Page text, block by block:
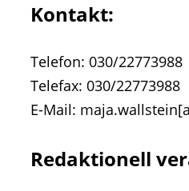
Kontakt:
Telefon: 030/22773988
Telefax: 030/22773988
E-Mail:
Redaktionell